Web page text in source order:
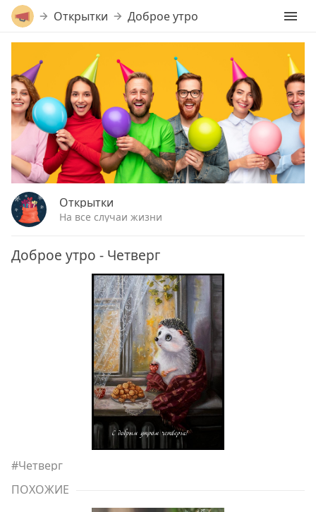
Открытки Доброе утро
Открытки
На все случаи жизни
Доброе утро - Четверг
#Четверг
ПОХОЖИЕ